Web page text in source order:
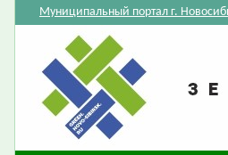
Муниципальный портал г.